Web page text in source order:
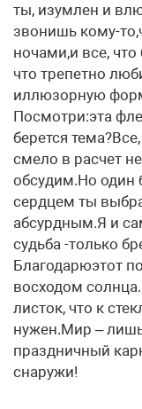
ты, изумлен и
звонишь кому-
ночами,и все, что
что трепетно
иллюзорную
Посмотри:эта
берется
смело в расчет
обсудим.Но один
сердцем ты
абсурдным.Я и
судьба -только
Благодарюэтот
восходом
листок, что к
нужен.Мир –
праздничный
снаружи!